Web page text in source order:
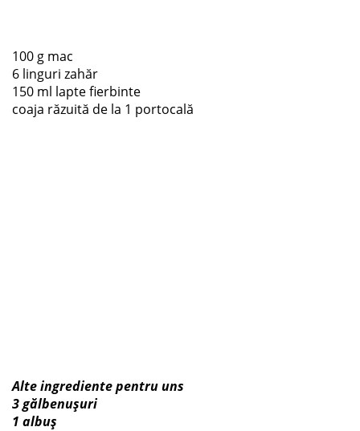
100 g mac
6 linguri zahăr
150 ml lapte fierbinte
coaja răzuită de la 1 portocală
Alte ingrediente pentru uns
3 gălbenușuri
1 albuș